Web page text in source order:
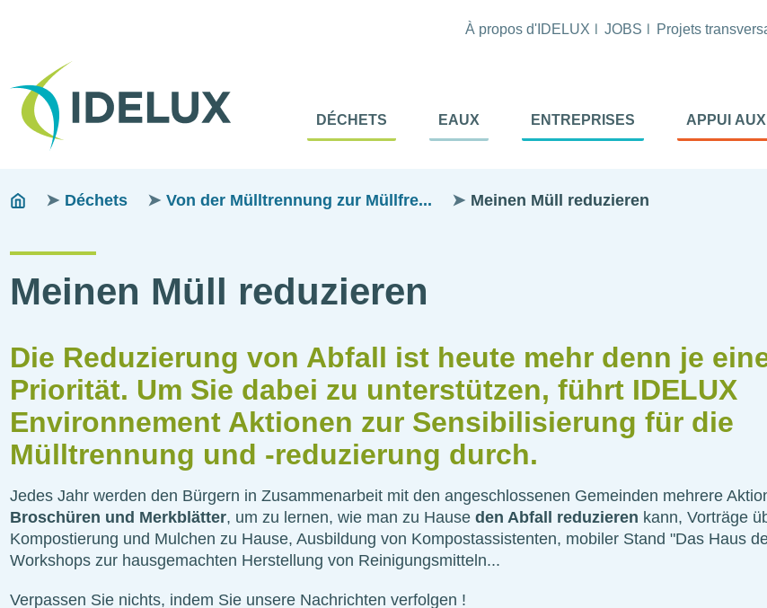
Tête
À propos d'IDELUX JOBS Projets
Navigation
Menu
DÉCHETS EAUX ENTREPRISES APPUI
Fils
You
Déchets Von der Mülltrennung zur Müllfre... Meinen Müll reduzieren
Meinen Müll reduzieren
Die Reduzierung von Abfall ist heute mehr denn je
Priorität. Um Sie dabei zu unterstützen, führt IDELUX
Environnement Aktionen zur Sensibilisierung für die
Mülltrennung und -reduzierung durch.
Jedes Jahr werden den Bürgern in Zusammenarbeit mit den angeschlossenen Gemeinden mehrere
Broschüren und Merkblätter, um zu lernen, wie man zu Hauseden Abfall reduzieren kann, Vorträge
Kompostierung und Mulchen zu Hause, Ausbildung von Kompostassistenten, mobiler Stand "Das Haus
Workshops zur hausgemachten Herstellung von Reinigungsmitteln...
Verpassen Sie nichts, indem Sie unsere Nachrichten verfolgen !